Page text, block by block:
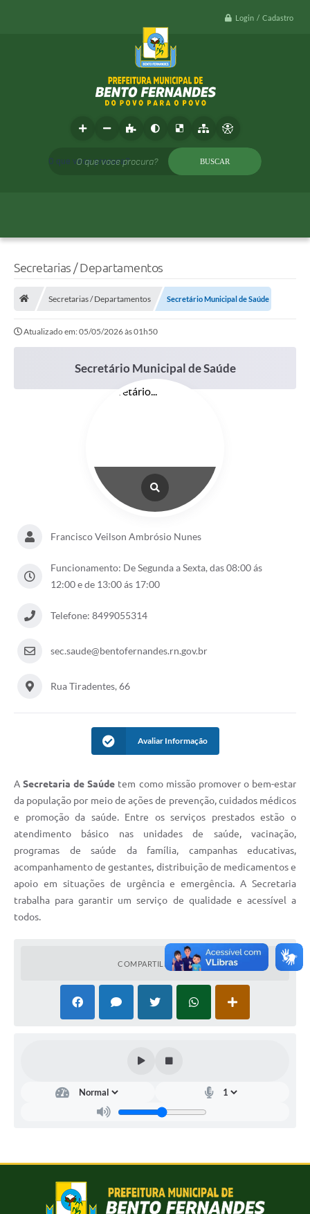
Login / Cadastro
O que voce procura?
Secretarias / Departamentos
Secretarias / Departamentos Secretário Municipal de Saúde
Atualizado em: 05/05/2026 às 01h50
Secretário Municipal de Saúde
Francisco Veilson Ambrósio Nunes
Funcionamento: De Segunda a Sexta, das 08:00 ás
12:00 e de 13:00 ás 17:00
Telefone: 8499055314
sec.saude@bentofernandes.rn.gov.br
Rua Tiradentes, 66
Avaliar Informação
ASecretaria de Saúde tem como missão promover o bem-estar
da população por meio de ações de prevenção, cuidados médicos
e promoção da saúde. Entre os serviços prestados estão o
atendimento básico nas unidades de saúde, vacinação,
programas de saúde da família, campanhas educativas,
acompanhamento de gestantes, distribuição de medicamentos e
apoio em situações de urgência e emergência. A Secretaria
trabalha para garantir um serviço de qualidade e acessível a
todos.
COMPARTILHAR